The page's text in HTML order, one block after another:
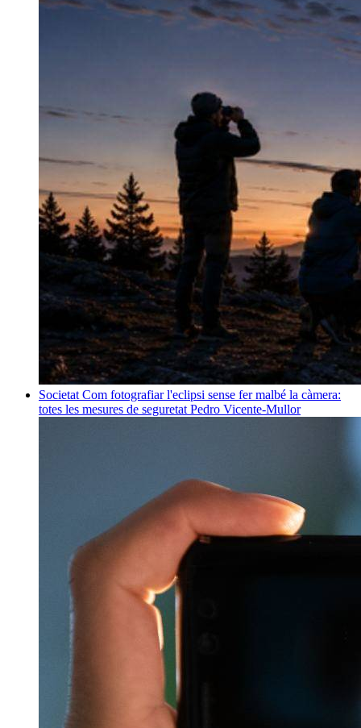
Societat Com fotografiar l'eclipsi sense fer malbé la càmera:
totes les mesures de seguretat Pedro Vicente-Mullor